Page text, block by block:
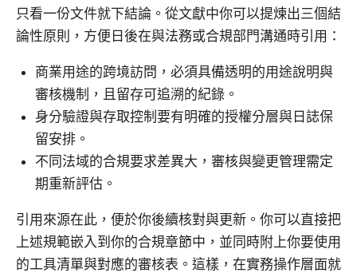
只看一份文件就下結論。從文獻中你可以提煉出三個結
論性原則，方便日後在與法務或合規部門溝通時引用：
商業用途的跨境訪問，必須具備透明的用途說明與
審核機制，且留存可追溯的紀錄。
身分驗證與存取控制要有明確的授權分層與日誌保
留安排。
不同法域的合規要求差異大，審核與變更管理需定
期重新評估。
引用來源在此，便於你後續核對與更新。你可以直接把
上述規範嵌入到你的合規章節中，並同時附上你要使用
的工具清單與對應的審核表。這樣，在實務操作層面就